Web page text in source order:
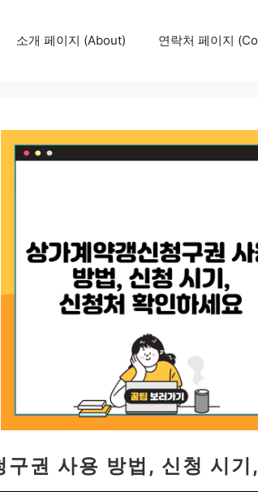
소개 페이지 (About) 연락처 페이지
구권 사용 방법, 신청 시